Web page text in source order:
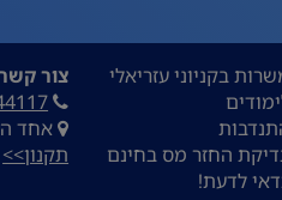
בקניוני עזריאלי
החזר מס בחינם
לדעת!
צור
אחד העם 9,
תקנון>>